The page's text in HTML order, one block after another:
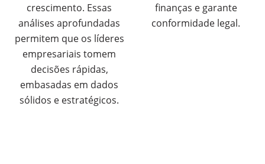
crescimento. Essas
análises aprofundadas
permitem que os líderes
empresariais tomem
decisões rápidas,
embasadas em dados
sólidos e estratégicos.
finanças e garante
conformidade legal.